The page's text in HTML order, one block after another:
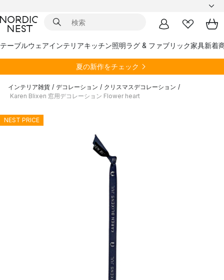
テーブルウェアインテリアキッチン照明ラグ & ファブリック家具新着
夏の新作をチェック
インテリア雑貨 / デコレーション / クリスマスデコレーション /
Karen Blixen 窓用デコレーション Flower heart
NEST PRICE